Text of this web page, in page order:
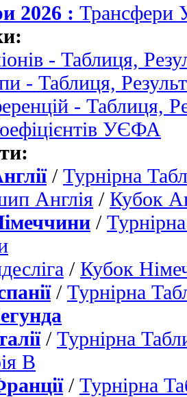
2026 : Трансфери
- Таблиця,
- Таблиця,
- Таблиця,
УЄФА
/ Турнірна
Англія / Кубок
/
/ Кубок
/ Турнірна
/ Турнірна
B
/ Турнірна